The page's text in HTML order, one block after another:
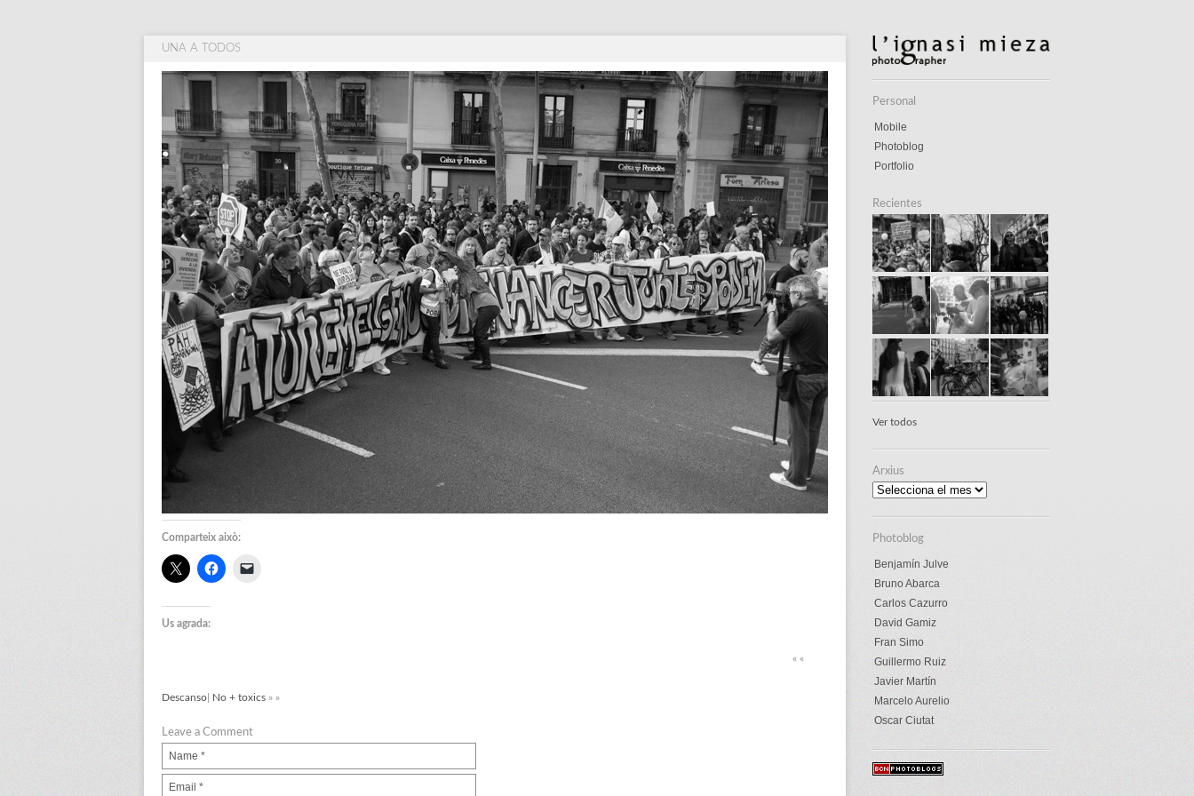
Personal
Mobile
Photoblog
Portfolio
Recientes
Ver todos
Arxius
Arxius
Photoblog
Benjamín Julve
Bruno Abarca
Carlos Cazurro
David Gamiz
Fran Simo
Guillermo Ruiz
Javier Martín
Marcelo Aurelio
Oscar Ciutat
UNA A TODOS
Comparteix això:
Us agrada:
« «
Descanso No + toxics » »
Leave a Comment